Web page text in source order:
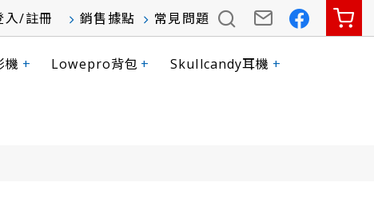
入/註冊 銷售據點 常見問題
機 + Lowepro背包 + Skullcandy耳機 +